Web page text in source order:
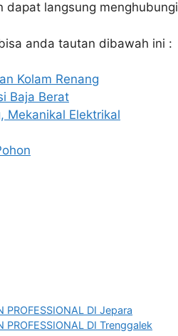
langsung
anda tautan dibawah ini :
Kolam Renang
Baja Berat
Mekanikal Elektrikal
PROFESSIONAL DI Jepara
PROFESSIONAL DI Trenggalek